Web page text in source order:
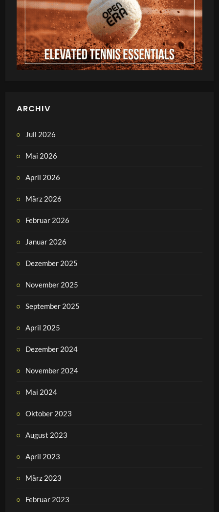
ARCHIV
Juli 2026
Mai 2026
April 2026
März 2026
Februar 2026
Januar 2026
Dezember 2025
November 2025
September 2025
April 2025
Dezember 2024
November 2024
Mai 2024
Oktober 2023
August 2023
April 2023
März 2023
Februar 2023